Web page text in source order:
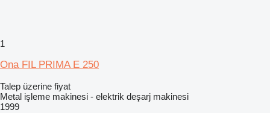
1
Ona FIL PRIMA E 250
Talep üzerine fiyat
Metal işleme makinesi - elektrik deşarj makinesi
1999